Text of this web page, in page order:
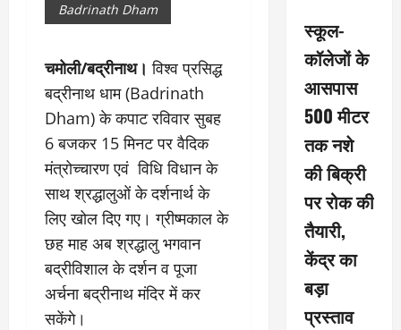
Badrinath Dham
चमोली/बद्रीनाथ।विश्व प्रसिद्ध
बद्रीनाथ धाम (Badrinath
Dham) के कपाट रविवार सुबह
6 बजकर 15 मिनट पर वैदिक
मंत्रोच्चारण एवं विधि विधान के
साथ श्रद्धालुओं के दर्शनार्थ के
लिए खोल दिए गए। ग्रीष्मकाल के
छह माह अब श्रद्धालु भगवान
बद्रीविशाल के दर्शन व पूजा
अर्चना बद्रीनाथ मंदिर में कर
सकेंगे।
स्कूल-
कॉलेजों के
आसपास
500 मीटर
तक नशे
की बिक्री
पर रोक की
तैयारी,
केंद्र का
बड़ा
प्रस्ताव